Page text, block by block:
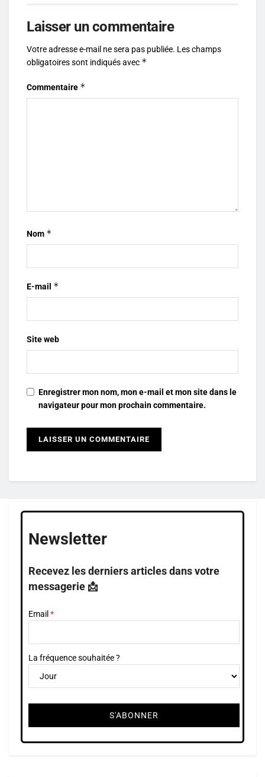
Laisser un commentaire
Votre adresse e-mail ne sera pas publiée. Les champs
obligatoires sont indiqués avec *
Commentaire *
Nom *
E-mail *
Site web
Enregistrer mon nom, mon e-mail et mon site dans le
navigateur pour mon prochain commentaire.
Newsletter
Recevez les derniers articles dans votre
messagerie 📩
Email
La fréquence souhaitée ?